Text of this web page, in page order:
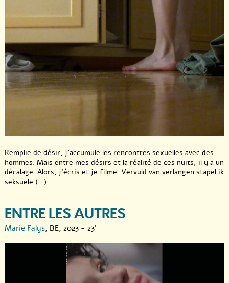
Remplie de désir, j’accumule les rencontres sexuelles avec des
hommes. Mais entre mes désirs et la réalité de ces nuits, il y a un
décalage. Alors, j’écris et je filme. Vervuld van verlangen stapel ik
seksuele (...)
ENTRE LES AUTRES
Marie Falys, BE, 2023 - 23'